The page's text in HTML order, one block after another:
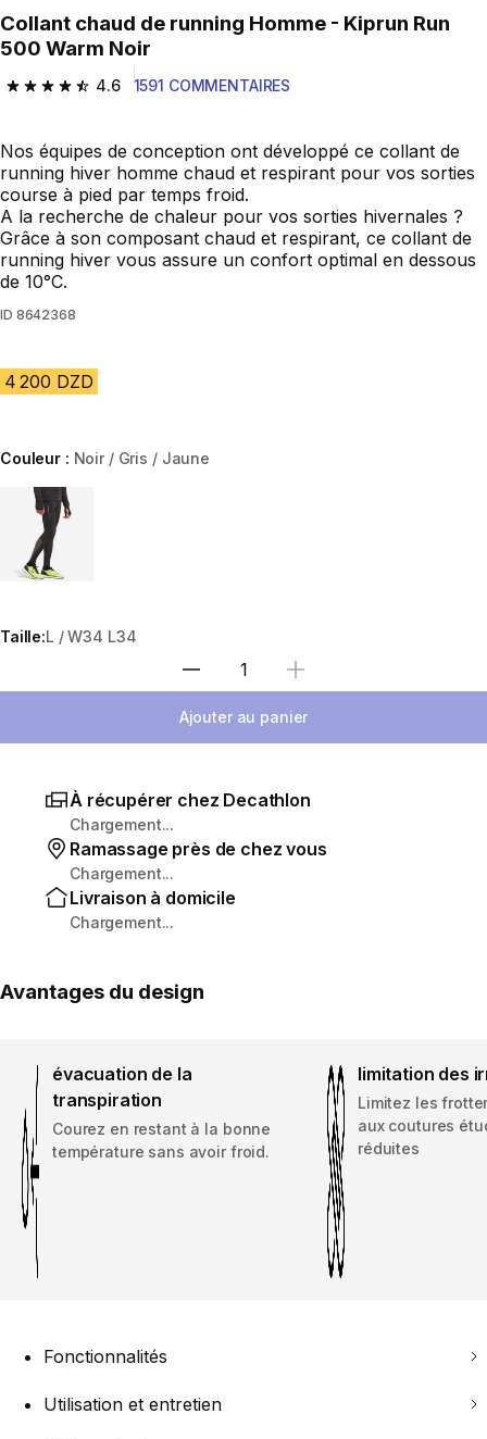
Collant chaud de running Homme - Kiprun Run
500 Warm Noir
4.6
4.6 out of 5 stars from 1591 reviews
1591 COMMENTAIRES
Nos équipes de conception ont développé ce collant de
running hiver homme chaud et respirant pour vos sorties
course à pied par temps froid.
A la recherche de chaleur pour vos sorties hivernales ?
Grâce à son composant chaud et respirant, ce collant de
running hiver vous assure un confort optimal en dessous
de 10°C.
ID 8642368
4 200 DZD
Couleur : Noir / Gris / Jaune
Choose a variant
Taille:L / W34 L34
Sélectionnez la quantité
Ajouter au panier
À récupérer chez Decathlon
Chargement...
Ramassage près de chez vous
Chargement...
Livraison à domicile
Chargement...
Avantages du design
évacuation de la
transpiration
Courez en restant à la bonne
température sans avoir froid.
limitation des
Limitez les
aux coutures
réduites
Fonctionnalités
Utilisation et entretien